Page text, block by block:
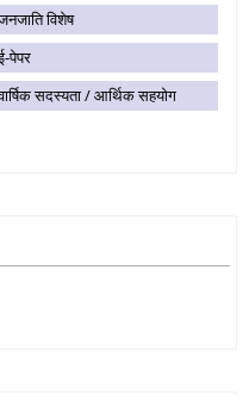
विशेष
पेपर
सदस्यता / आर्थिक सहयोग